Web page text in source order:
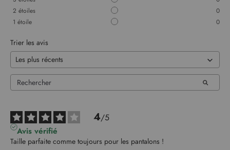
2 étoiles
0
1 étoile 0
Trier les avis
4/5
Avis vérifié
Taille parfaite comme toujours pour les pantalons !